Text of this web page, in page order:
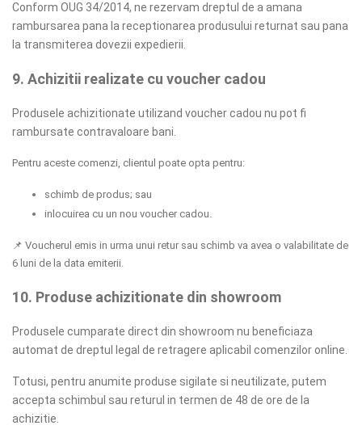
Conform OUG 34/2014, ne rezervam dreptul de a amana
rambursarea pana la receptionarea produsului returnat sau pana
la transmiterea dovezii expedierii.
9. Achizitii realizate cu voucher cadou
Produsele achizitionate utilizand voucher cadou nu pot fi
rambursate contravaloare bani.
Pentru aceste comenzi, clientul poate opta pentru:
schimb de produs; sau
inlocuirea cu un nou voucher cadou.
📌 Voucherul emis in urma unui retur sau schimb va avea o valabilitate de
6 luni de la data emiterii.
10. Produse achizitionate din showroom
Produsele cumparate direct din showroom nu beneficiaza
automat de dreptul legal de retragere aplicabil comenzilor online.
Totusi, pentru anumite produse sigilate si neutilizate, putem
accepta schimbul sau returul in termen de 48 de ore de la
achizitie.